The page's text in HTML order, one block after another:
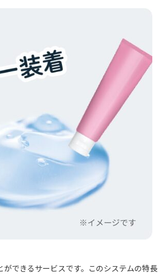
できるサービスです。このシステムの特長